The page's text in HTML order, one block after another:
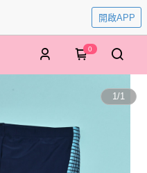
開啟APP
0
1/1